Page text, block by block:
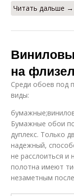
Читать дальше →
на
Среди обоев под
виды:
Бумажные обои
дуплекс. Только
надежный,
не расслоиться и
полотна имеют
незаметным